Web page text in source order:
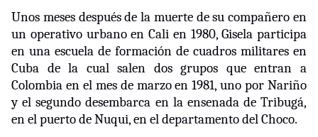
Unos meses después de la muerte de su compañero en
un operativo urbano en Cali en 1980, Gisela participa
en una escuela de formación de cuadros militares en
Cuba de la cual salen dos grupos que entran a
Colombia en el mes de marzo en 1981, uno por Nariño
y el segundo desembarca en la ensenada de Tribugá,
en el puerto de Nuqui, en el departamento del Choco.